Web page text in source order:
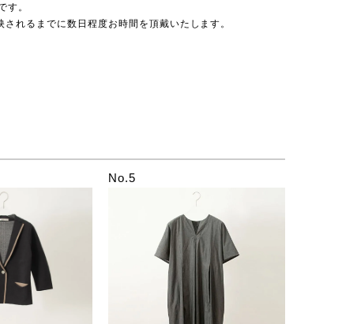
す。
れるまでに数日程度お時間を頂戴いたします。
No.5